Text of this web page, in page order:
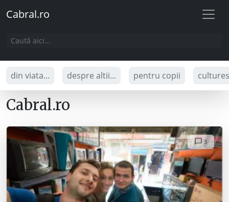
Cabral.ro
din viata... despre altii... pentru copii
Cabral.ro
3